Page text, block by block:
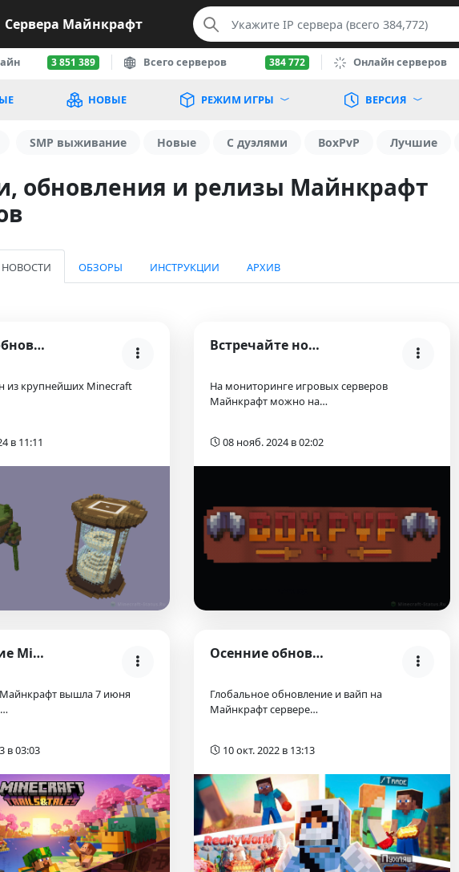
Сервера Майнкрафт
3 851 389 Всего серверов 384 772 Онлайн серверов
НОВЫЕ РЕЖИМ ИГРЫ ВЕРСИЯ
SMP выживание Новые С дуэлями BoxPvP Лучшие
обновления и релизы Майнкрафт
НОВОСТИ ОБЗОРЫ ИНСТРУКЦИИ АРХИВ
Большое обновление на Хайпиксель Build Battle и Sp…
из крупнейших Minecraft
в 11:11
Встречайте новый игровой режим — BoxPVP
На мониторинге игровых серверов
Майнкрафт можно на…
08 нояб. 2024 в 02:02
Обновление Minecraft 1.20: Trails & Tales
Майнкрафт вышла 7 июня
в 03:03
Осенние обновление на ReallyWorld (2022 год)
Глобальное обновление и вайп на
Майнкрафт сервере…
10 окт. 2022 в 13:13